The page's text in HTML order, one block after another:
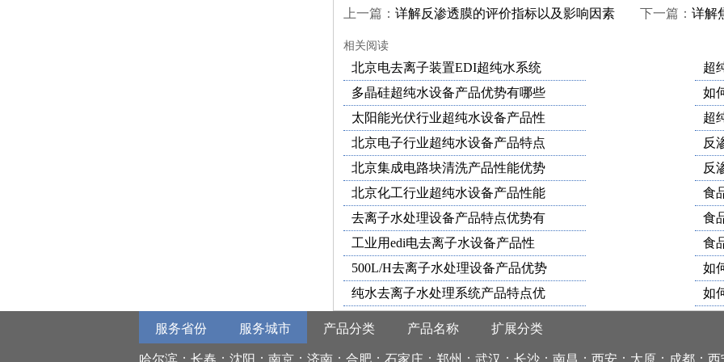
上一篇： 详解反渗透膜的评价指标以及影响因素 下一篇： 详解
相关阅读
北京电去离子装置EDI超纯水系统
多晶硅超纯水设备产品优势有哪些
太阳能光伏行业超纯水设备产品性
北京电子行业超纯水设备产品特点
北京集成电路块清洗产品性能优势
北京化工行业超纯水设备产品性能
去离子水处理设备产品特点优势有
工业用edi电去离子水设备产品性
500L/H去离子水处理设备产品优势
纯水去离子水处理系统产品特点优
超
如
超
反
反
食
食
食
如
如
服务省份 服务城市 产品分类 产品名称 扩展分类
反渗透—净水机；纯水机；净水器；设备；阻垢剂；纯水设备；纯净水设备；处理设备；技术；原理